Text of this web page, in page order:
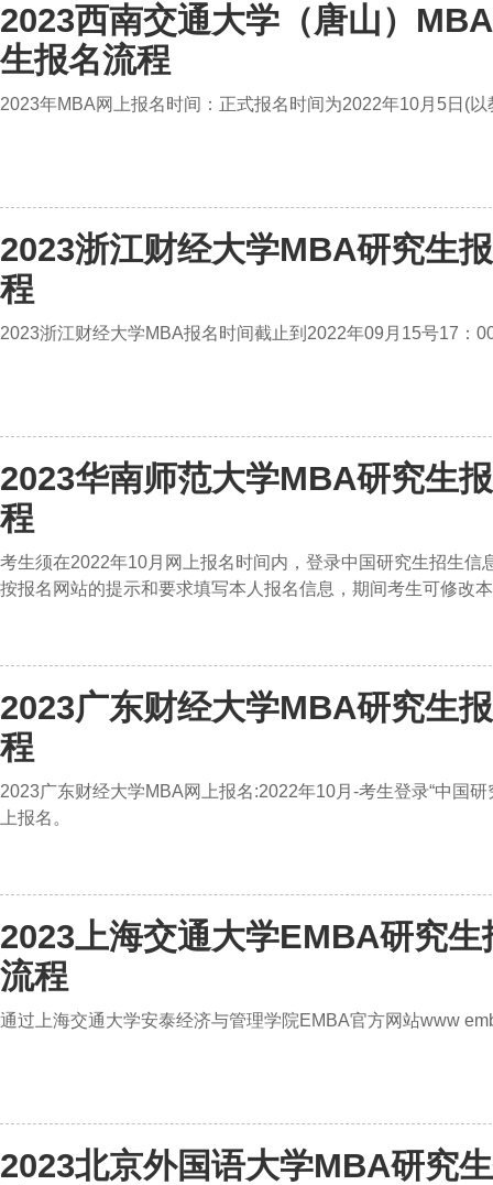
2023西南交通大学（唐山）
生报名流程
2023年MBA网上报名时间：正式报名时间为2022年10月5日(
2023浙江财经大学MBA研究生
程
2023浙江财经大学MBA报名时间截止到2022年09月15号17：
2023华南师范大学MBA研究生
程
考生须在2022年10月网上报名时间内，登录中国研究生招生信
按报名网站的提示和要求填写本人报名信息，期间考生可修改
2023广东财经大学MBA研究生
程
2023广东财经大学MBA网上报名:2022年10月-考生登录“中国
上报名。
2023上海交通大学EMBA研究
流程
通过上海交通大学安泰经济与管理学院EMBA官方网站www
2023北京外国语大学MBA研究